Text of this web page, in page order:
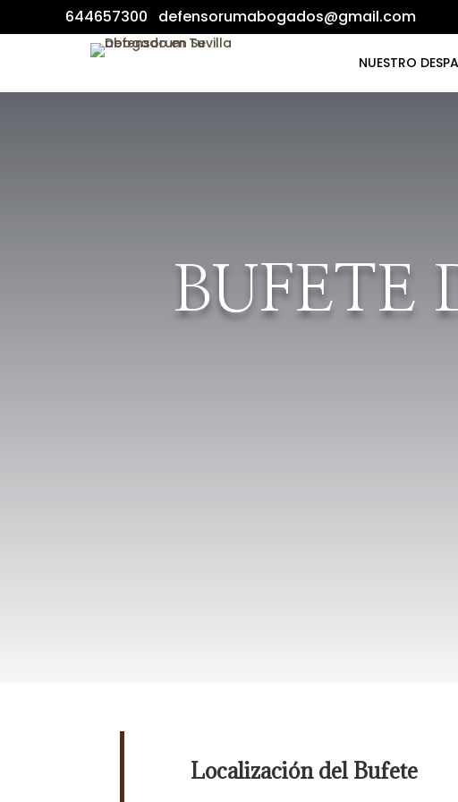
644657300 defensorumabogados@gmail.com
NUESTRO
BUFETE
Localización del Bufete